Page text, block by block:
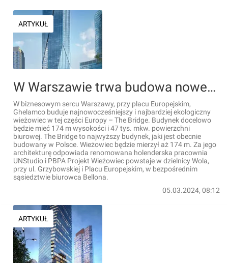
ARTYKUŁ
W Warszawie trwa budowa nowego, 174-metrowego wieżowca The Bridge [FILMY]
W biznesowym sercu Warszawy, przy placu Europejskim,
Ghelamco buduje najnowocześniejszy i najbardziej ekologiczny
wieżowiec w tej części Europy – The Bridge. Budynek docelowo
będzie mieć 174 m wysokości i 47 tys. mkw. powierzchni
biurowej. The Bridge to najwyższy budynek, jaki jest obecnie
budowany w Polsce. Wieżowiec będzie mierzył aż 174 m. Za jego
architekturę odpowiada renomowana holenderska pracownia
UNStudio i PBPA Projekt Wieżowiec powstaje w dzielnicy Wola,
przy ul. Grzybowskiej i Placu Europejskim, w bezpośrednim
sąsiedztwie biurowca Bellona.
05.03.2024, 08:12
ARTYKUŁ